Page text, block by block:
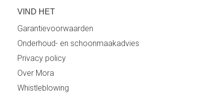
VIND HET
Garantievoorwaarden
Onderhoud- en schoonmaakadvies
Privacy policy
Over Mora
Whistleblowing